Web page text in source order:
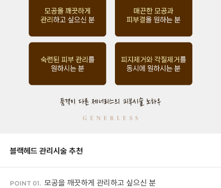
블랙헤드 관리 시술 추천
POINT 01. 모공을 깨끗하게 관리하고 싶으신 분